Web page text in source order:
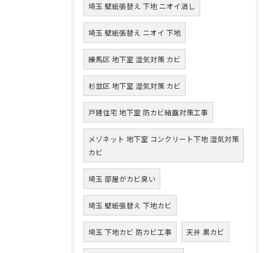
埼玉 壁紙張替え 下地 ニオイ消し
埼玉 壁紙張替え ニオイ 下地
練馬区 地下室 湿気対策 カビ
杉並区 地下室 湿気対策 カビ
戸建住宅 地下室 防カビ結露対策工事
メゾネット 地下室 コンクリート下地 湿気対策
カビ
埼玉 部屋がカビ臭い
埼玉 壁紙張替え 下地カビ
埼玉 下地カビ 防カビ工事 天井 黒カビ